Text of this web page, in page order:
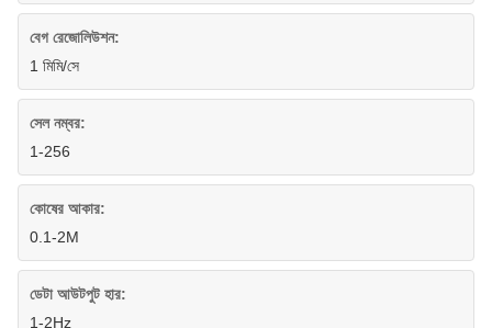
বেগ রেজোলিউশন:
1 মিমি/সে
সেল নম্বর:
1-256
কোষের আকার:
0.1-2M
ডেটা আউটপুট হার:
1-2Hz